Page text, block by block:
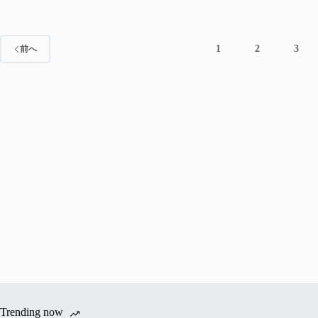
前へ 1 2 3
Trending now